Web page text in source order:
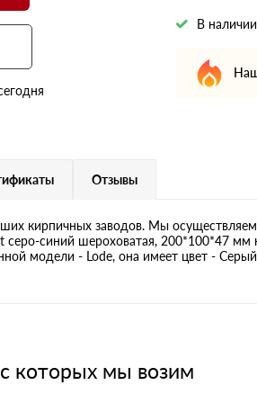
В наличии
Отзывы
кирпичных заводов. Мы
серо-синий шероховатая, 200*100*47
модели - Lode, она имеет цвет -
которых мы возим